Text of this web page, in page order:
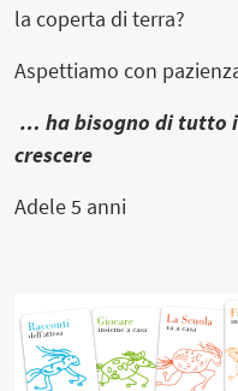
la coperta di terra?
Aspettiamo con
… ha bisogno di tutto
crescere
Adele 5 anni